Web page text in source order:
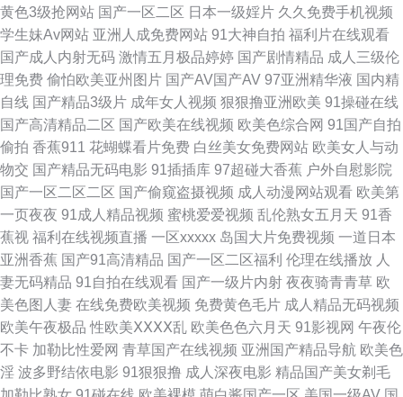
91久操超碰在线 麻豆精品视频在线 91大学生视频在线观看 国产欧美一区二
区 午夜福利电影一区二区 操人人人操 日韩无码 91人妖在线 久草福利毛片
影音先锋少妇黑丝 东方影库四虎AV 色五月婷婷免费福利 www福利av 日本
www青青草 91青青视屏 久久视频333 在线不卡av成人电影 国产精品49 色
色精品一区二区 91先生无码 久久精c 91vv福利社区 欧美物业精品 日本上难
三级大区久久 日本人人色 91人人青娱乐 久热精品色情 91n官网在线观看 东
方在线之成人Av 日韩成人在线入口 91最新在线网址 欧美日色网 影音先锋欧
美性 www福利av 91网页免费在线观看 91蜜臀中文字幕 麻豆传媒毛片AT
91n免费在线视频 韩国色网深爱网 黄色小视频网站 91尤物网页 操国产大姐
黄色3级抢网站 国产一区二区 日本一级婬片 久久免费手机视频
学生妹Av网站 亚洲人成免费网站 91大神自拍 福利片在线观看
国产成人内射无码 激情五月极品婷婷 国产剧情精品 成人三级伦
理免费 偷怕欧美亚州图片 国产AV国产AV 97亚洲精华液 国内精
自线 国产精品3级片 成年女人视频 狠狠撸亚洲欧美 91操碰在线
国产高清精品二区 国产欧美在线视频 欧美色综合网 91国产自拍
偷拍 香蕉911 花蝴蝶看片免费 白丝美女免费网站 欧美女人与动
物交 国产精品无码电影 91插插库 97超碰大香蕉 户外自慰影院
国产一区二区二区 国产偷窥盗摄视频 成人动漫网站观看 欧美第
一页夜夜 91成人精品视频 蜜桃爱爱视频 乱伦熟女五月天 91香
蕉视 福利在线视频直播 一区xxxxx 岛国大片免费视频 一道日本
亚洲香蕉 国产91高清精品 国产一区二区福利 伦理在线播放 人
妻无码精品 91自拍在线观看 国产一级片内射 夜夜骑青青草 欧
美色图人妻 在线免费欧美视频 免费黄色毛片 成人精品无码视频
欧美午夜极品 性欧美ⅩⅩⅩⅩ乱 欧美色色六月天 91影视网 午夜伦
不卡 加勒比性爱网 青草国产在线视频 亚洲国产精品导航 欧美色
淫 波多野结依电影 91狠狠撸 成人深夜电影 精品国产美女剃毛